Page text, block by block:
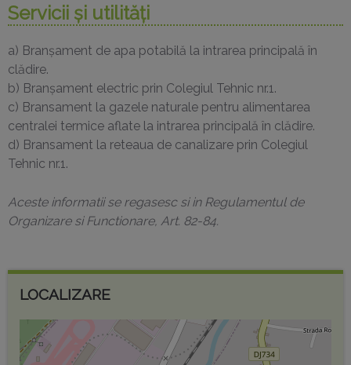
Servicii şi utilităţi
a) Branşament de apa potabilă la intrarea principală în
clădire.
b) Branşament electric prin Colegiul Tehnic nr.1.
c) Bransament la gazele naturale pentru alimentarea
centralei termice aflate la intrarea principală în clădire.
d) Bransament la reteaua de canalizare prin Colegiul
Tehnic nr.1.
Aceste informatii se regasesc si in Regulamentul de
Organizare si Functionare, Art. 82-84.
LOCALIZARE